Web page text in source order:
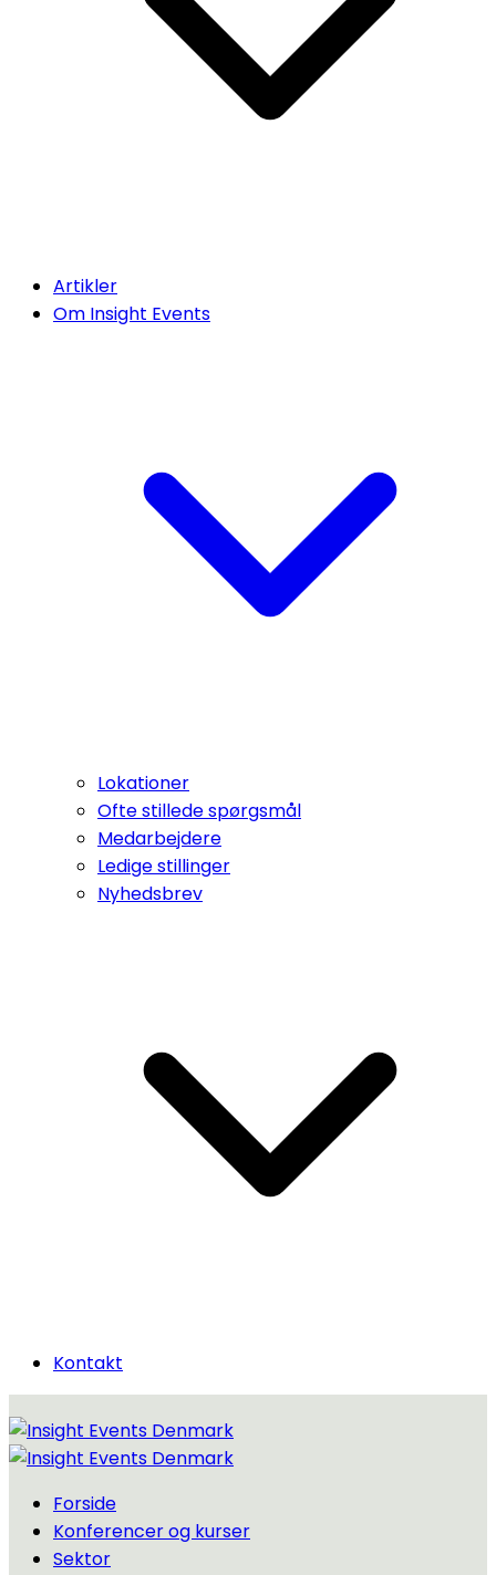
Artikler
Om Insight Events
Lokationer
Ofte stillede spørgsmål
Medarbejdere
Ledige stillinger
Nyhedsbrev
Kontakt
Forside
Konferencer og kurser
Sektor